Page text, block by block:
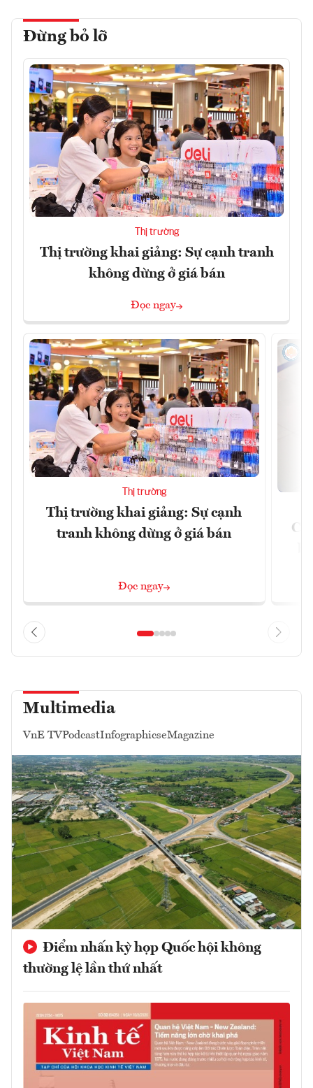
Đừng bỏ lỡ
Thị trường
Thị trường khai giảng: Sự cạnh tranh
không dừng ở giá bán
Đọc ngay
Thị trường
Thị trường khai giảng: Sự cạnh
tranh không dừng ở giá bán
Đọc ngay
Multimedia
VnE TVPodcastInfographicseMagazine
Điểm nhấn kỳ họp Quốc hội không
thường lệ lần thứ nhất